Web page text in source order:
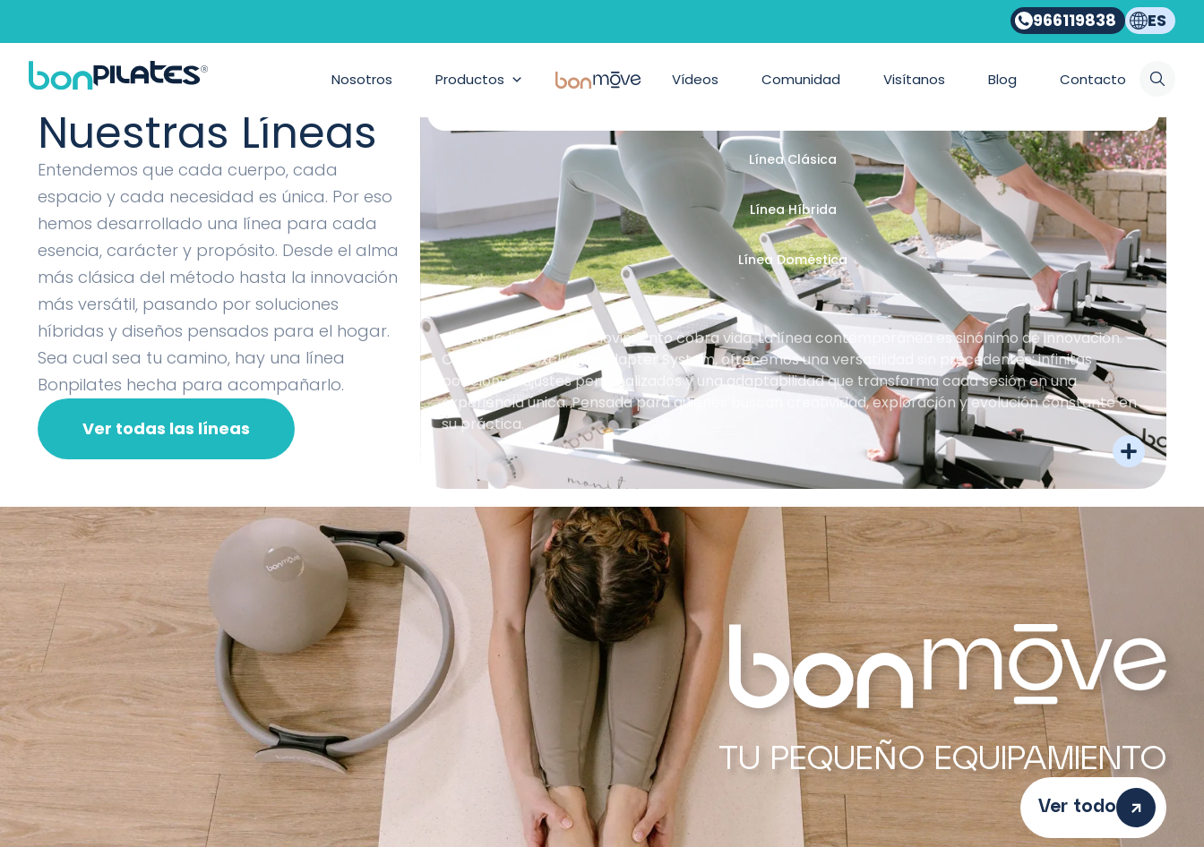
966119838 ES
Nosotros Productos BonMove Vídeos Comunidad Visítanos Blog Contacto
Nuestras Líneas
Entendemos que cada cuerpo, cada
espacio y cada necesidad es única. Por eso
hemos desarrollado una línea para cada
esencia, carácter y propósito. Desde el alma
más clásica del método hasta la innovación
más versátil, pasando por soluciones
híbridas y diseños pensados para el hogar.
Sea cual sea tu camino, hay una línea
Bonpilates hecha para acompañarlo.
Ver todas las líneas
Línea Clásica
Línea Híbrida
Línea Doméstica
Donde la libertad de movimiento cobra vida. La línea contemporánea es sinónimo de innovación.
Con nuestro exclusivo Adapter System, ofrecemos una versatilidad sin precedentes: infinitas
posiciones, ajustes personalizados y una adaptabilidad que transforma cada sesión en una
experiencia única. Pensada para quienes buscan creatividad, exploración y evolución constante en
su práctica.
TU PEQUEÑO EQUIPAMIENTO
Ver todo